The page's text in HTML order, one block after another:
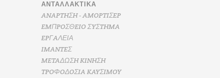
ΑΝΤΑΛΛΑΚΤΙΚΑ
ANAPTHΣH - AMOPTIΣEP
EMΠPOΣΘEIO ΣYΣTHMA
EPΓAΛΕΙΑ
IMANTEΣ
METAΔΩΣH KINHΣH
TPOΦOΔOΣIA KAYΣIMOY